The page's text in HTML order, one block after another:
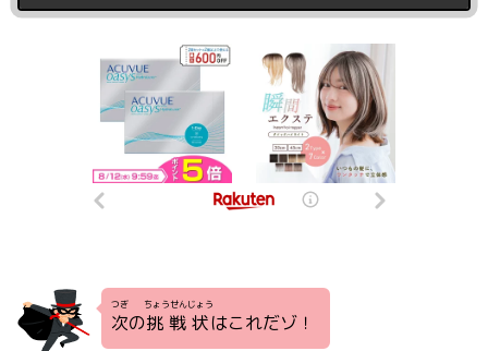
次
つぎ
の挑戦状
ちょうせんじょう
はこれだゾ！